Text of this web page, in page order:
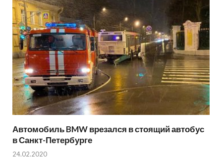
Автомобиль BMW врезался в стоящий автобус
в Санкт-Петербурге
24.02.2020